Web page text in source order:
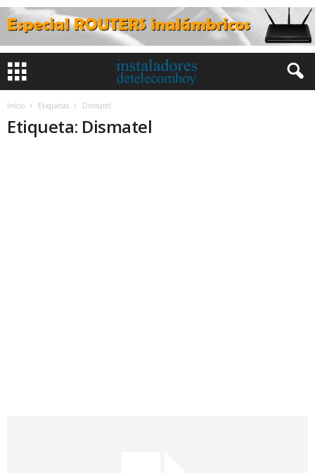
Inicio Etiquetas Dismatel
Etiqueta: Dismatel